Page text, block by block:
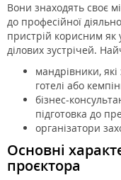
Вони знаходять своє
до професійної
пристрій корисним як
ділових зустрічей.
мандрівники,
готелі або
бізнес-
підготовка до
організатори
Основні
проєктора